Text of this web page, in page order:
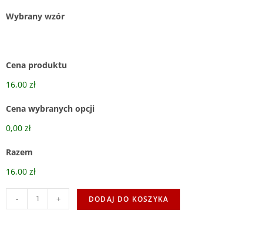
Wybrany wzór
Cena produktu
16,00 zł
Cena wybranych opcji
0,00 zł
Razem
16,00 zł
- + DODAJ DO KOSZYKA